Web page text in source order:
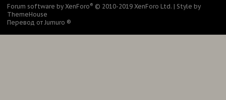
Forum software by XenForo® © 2010-2019 XenForo Ltd. | Style by
ThemeHouse
Перевод от Jumuro ®